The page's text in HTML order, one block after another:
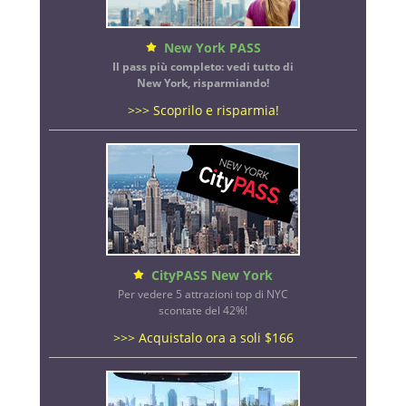
New York PASS
Il pass più completo: vedi tutto di
New York, risparmiando!
>>> Scoprilo e risparmia!
CityPASS New York
Per vedere 5 attrazioni top di NYC
scontate del 42%!
>>> Acquistalo ora a soli $166